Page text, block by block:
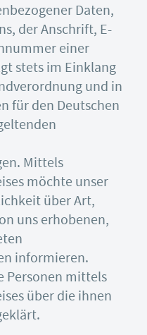
Daten,
der Anschrift, E-
einer
stets im Einklang
und in
für den Deutschen
Mittels
möchte unser
über Art,
uns erhobenen,
informieren.
Personen mittels
über die ihnen